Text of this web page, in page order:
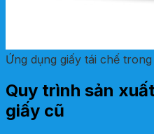
Ứng dụng giấy tái chế
Quy trình sản
giấy cũ